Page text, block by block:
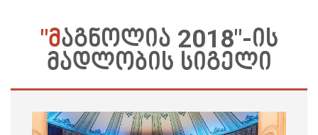
"ᲛᲐᲒᲜᲝᲚᲘᲐ 2018"-ᲘᲡ
ᲛᲐᲓᲚᲝᲑᲘᲡ ᲡᲘᲒᲔᲚᲘ